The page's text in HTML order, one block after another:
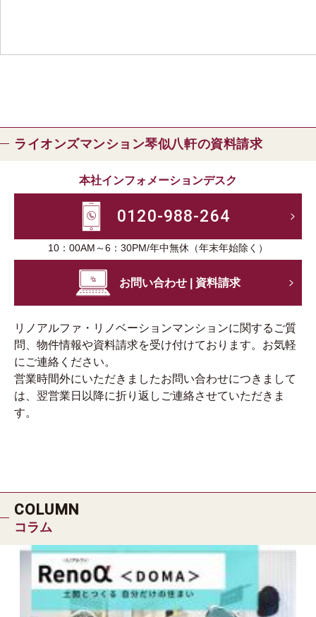
ライオンズマンション琴似八軒の資料請求
本社インフォメーションデスク
0120-988-264
10：00AM～6：30PM/年中無休（年末年始除く）
お問い合わせ | 資料請求
リノアルファ・リノベーションマンションに関するご質
問、物件情報や資料請求を受け付けております。お気軽
にご連絡ください。
営業時間外にいただきましたお問い合わせにつきまして
は、翌営業日以降に折り返しご連絡させていただきま
す。
COLUMN
コラム